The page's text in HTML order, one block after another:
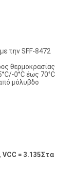
την SFF-8472
θερμοκρασίας
0°C έως 70°C
μόλυβδο
VCC = 3.135Στα